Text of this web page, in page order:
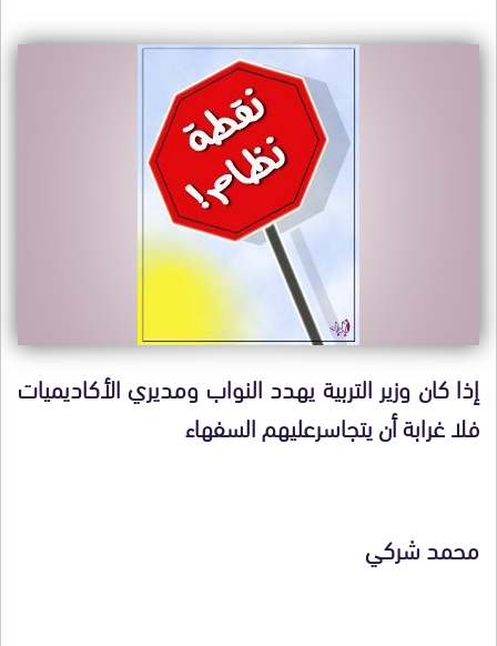
إذا كان وزير التربية يهدد النواب ومديري الأكاديميات
فلا غرابة أن يتجاسرعليهم السفهاء
محمد شركي